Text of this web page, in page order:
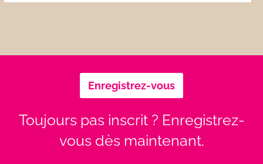
Enregistrez-vous
Toujours pas inscrit ? Enregistrez-
vous dès maintenant.